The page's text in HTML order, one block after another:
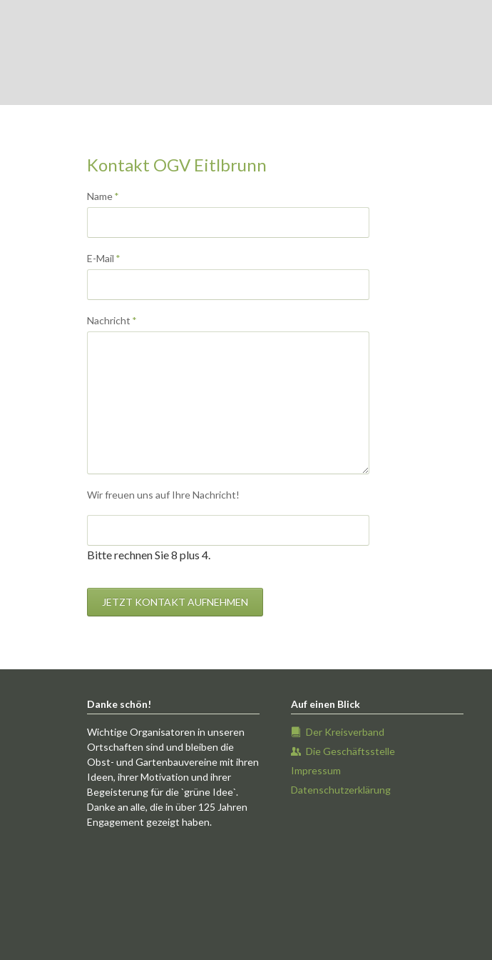
Kontakt OGV Eitlbrunn
Pflichtfeld
Name*
Pflichtfeld
E-Mail *
Pflichtfeld
Nachricht *
Wir freuen uns auf Ihre Nachricht!
Bitte rechnen Sie 8 plus 4.
JETZT KONTAKT AUFNEHMEN
Danke schön!
Wichtige Organisatoren in unseren
Ortschaften sind und bleiben die
Obst- und Gartenbauvereine mit ihren
Ideen, ihrer Motivation und ihrer
Begeisterung für die `grüne Idee`.
Danke an alle, die in über 125 Jahren
Engagement gezeigt haben.
Auf einen Blick
Der Kreisverband
Die Geschäftsstelle
Impressum
Datenschutzerklärung